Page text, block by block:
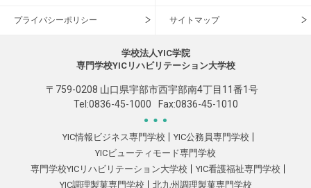
プライバシーポリシー サイトマップ
学校法人YIC学院
専門学校YICリハビリテーション大学校
〒759-0208 山口県宇部市西宇部南4丁目11番1号
Tel:0836-45-1000 Fax:0836-45-1010
YIC情報ビジネス専門学校
YIC公務員専門学校
YICビューティモード専門学校
専門学校YICリハビリテーション大学校
YIC看護福祉専門学校
YIC調理製菓専門学校
北九州調理製菓専門学校